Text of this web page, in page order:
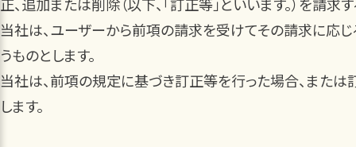
当社は、ユーザーから前項の請求を受けてその請求に応
うものとします。
当社は、前項の規定に基づき訂正等を行った場合、また
します。